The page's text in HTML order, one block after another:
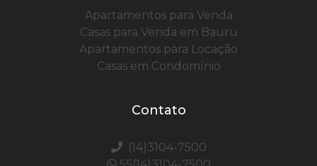
Apartamentos para Venda
Casas para Venda em Bauru
Apartamentos para Locação
Casas em Condomínio
Contato
(14)3104-7500